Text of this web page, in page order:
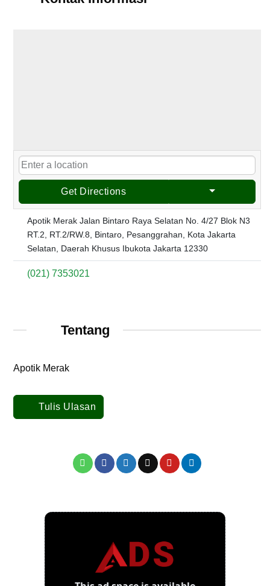
Get Directions
Apotik Merak Jalan Bintaro Raya Selatan No. 4/27 Blok N3
RT.2, RT.2/RW.8, Bintaro, Pesanggrahan, Kota Jakarta
Selatan, Daerah Khusus Ibukota Jakarta 12330
(021) 7353021
Tentang
Apotik Merak
Tulis Ulasan